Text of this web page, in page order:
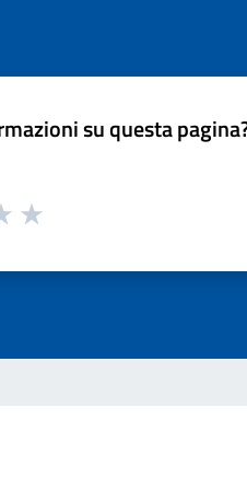
su questa